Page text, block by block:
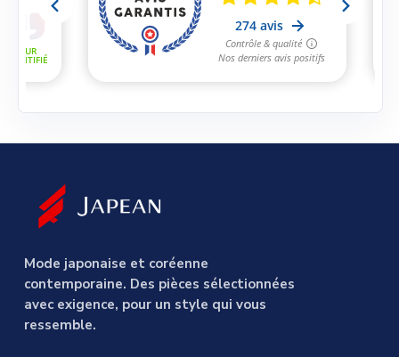
Mode japonaise et coréenne
contemporaine. Des pièces sélectionnées
avec exigence, pour un style qui vous
ressemble.